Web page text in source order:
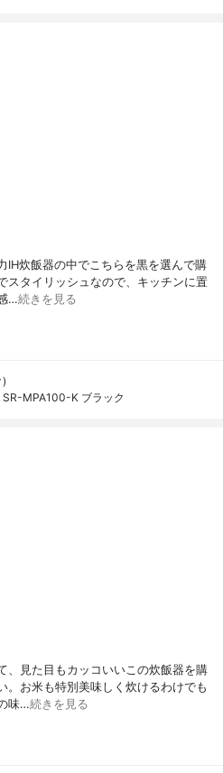
IH炊飯器の中でこちらを黒を選んで購
スタイリッシュなので、キッチンに置
…続きを見る
MPA100-K ブラック
、見た目もカッコいいこの炊飯器を購
。お米も特別美味しく炊けるわけでも
味…続きを見る